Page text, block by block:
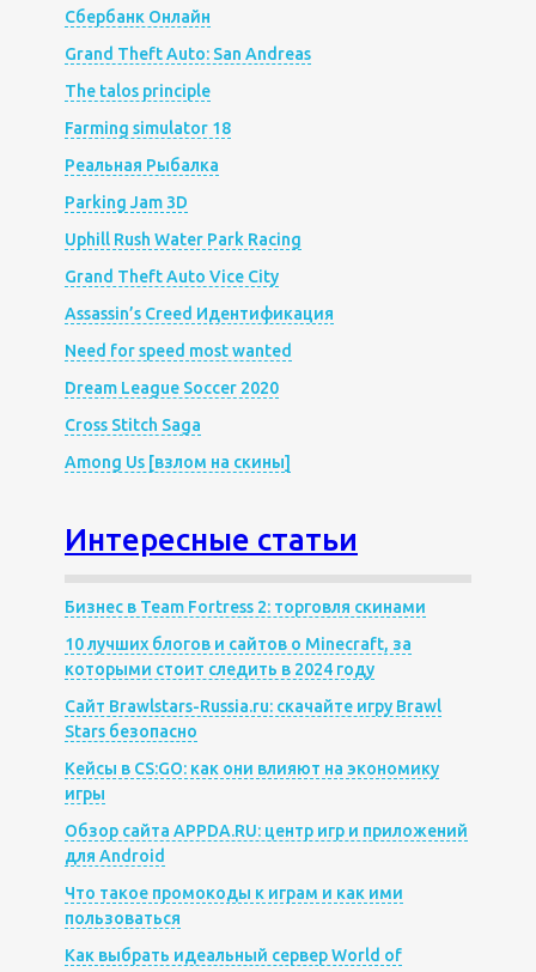
Сбербанк Онлайн
Grand Theft Auto: San Andreas
The talos principle
Farming simulator 18
Реальная Рыбалка
Parking Jam 3D
Uphill Rush Water Park Racing
Grand Theft Auto Vice City
Assassin’s Creed Идентификация
Need for speed most wanted
Dream League Soccer 2020
Cross Stitch Saga
Among Us [взлом на скины]
Интересные статьи
Бизнес в Team Fortress 2: торговля скинами
10 лучших блогов и сайтов о Minecraft, за
которыми стоит следить в 2024 году
Сайт Brawlstars-Russia.ru: скачайте игру Brawl
Stars безопасно
Кейсы в CS:GO: как они влияют на экономику
игры
Обзор сайта APPDA.RU: центр игр и приложений
для Android
Что такое промокоды к играм и как ими
пользоваться
Как выбрать идеальный сервер World of